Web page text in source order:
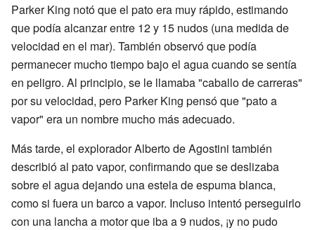
Parker King notó que el pato era muy rápido, estimando
que podía alcanzar entre 12 y 15 nudos (una medida de
velocidad en el mar). También observó que podía
permanecer mucho tiempo bajo el agua cuando se sentía
en peligro. Al principio, se le llamaba "caballo de carreras"
por su velocidad, pero Parker King pensó que "pato a
vapor" era un nombre mucho más adecuado.
Más tarde, el explorador Alberto de Agostini también
describió al pato vapor, confirmando que se deslizaba
sobre el agua dejando una estela de espuma blanca,
como si fuera un barco a vapor. Incluso intentó perseguirlo
con una lancha a motor que iba a 9 nudos, ¡y no pudo